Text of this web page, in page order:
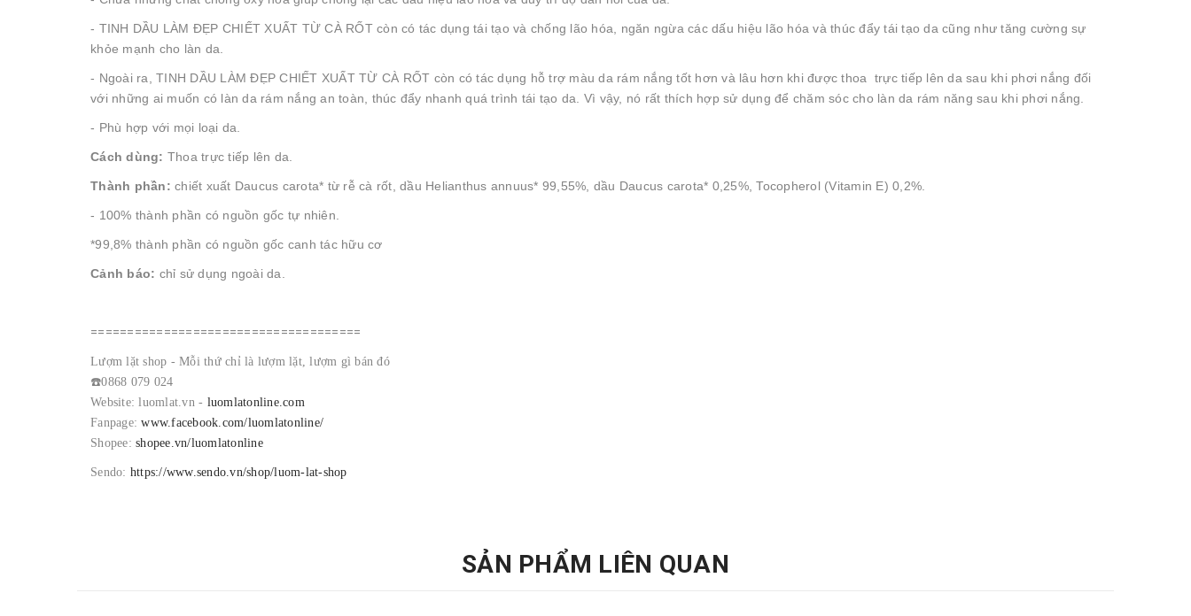
- TINH DẦU LÀM ĐẸP CHIẾT XUẤT TỪ CÀ RỐT còn có tác dụng tái tạo và chống lão hóa, ngăn ngừa các dấu hiệu lão hóa và thúc đẩy tái tạo da cũng như tăng cường sự
khỏe mạnh cho làn da.
- Ngoài ra, TINH DẦU LÀM ĐẸP CHIẾT XUẤT TỪ CÀ RỐT còn có tác dụng hỗ trợ màu da rám nắng tốt hơn và lâu hơn khi được thoa trực tiếp lên da sau khi phơi nắng đối
với những ai muốn có làn da rám nắng an toàn, thúc đẩy nhanh quá trình tái tạo da. Vì vậy, nó rất thích hợp sử dụng để chăm sóc cho làn da rám năng sau khi phơi nắng.
- Phù hợp với mọi loại da.
Cách dùng: Thoa trực tiếp lên da.
Thành phần: chiết xuất Daucus carota* từ rễ cà rốt, dầu Helianthus annuus* 99,55%, dầu Daucus carota* 0,25%, Tocopherol (Vitamin E) 0,2%.
- 100% thành phần có nguồn gốc tự nhiên.
*99,8% thành phần có nguồn gốc canh tác hữu cơ
Cảnh báo: chỉ sử dụng ngoài da.
=====================================
Lượm lặt shop - Mỗi thứ chỉ là lượm lặt, lượm gì bán đó
☎️0868 079 024
Website: luomlat.vn - luomlatonline.com
Fanpage:www.facebook.com/luomlatonline/
Shopee: shopee.vn/luomlatonline
Sendo: https://www.sendo.vn/shop/luom-lat-shop
SẢN PHẨM LIÊN QUAN